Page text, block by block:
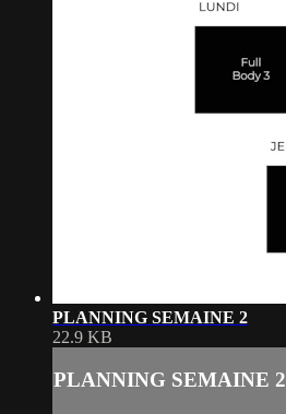
PLANNING SEMAINE 2
22.9 KB
PLANNING SEMAINE 2